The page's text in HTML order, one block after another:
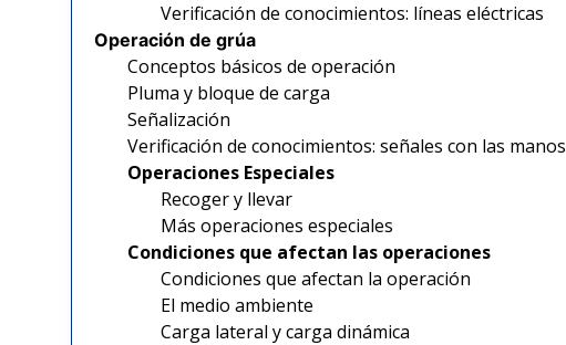
Verificación de conocimientos: líneas eléctricas
Operación de grúa
Conceptos básicos de operación
Pluma y bloque de carga
Señalización
Verificación de conocimientos: señales con las manos
Operaciones Especiales
Recoger y llevar
Más operaciones especiales
Condiciones que afectan las operaciones
Condiciones que afectan la operación
El medio ambiente
Carga lateral y carga dinámica